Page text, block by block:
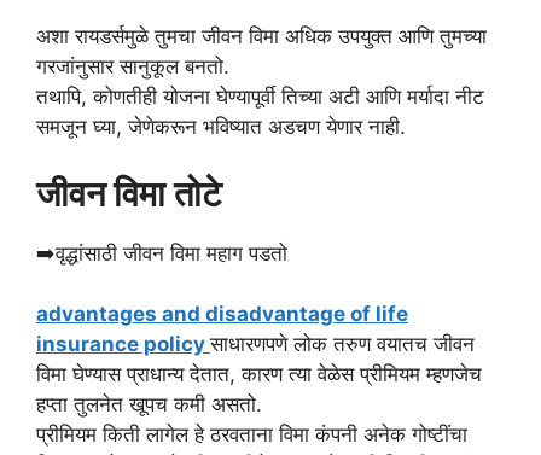
अशा रायडर्समुळे तुमचा जीवन विमा अधिक उपयुक्त आणि तुमच्या
गरजांनुसार सानुकूल बनतो.
तथापि, कोणतीही योजना घेण्यापूर्वी तिच्या अटी आणि मर्यादा नीट
समजून घ्या, जेणेकरून भविष्यात अडचण येणार नाही.
जीवन विमा तोटे
➡️वृद्धांसाठी जीवन विमा महाग पडतो
advantages and disadvantage of life
insurance policyसाधारणपणे लोक तरुण वयातच जीवन
विमा घेण्यास प्राधान्य देतात, कारण त्या वेळेस प्रीमियम म्हणजेच
हप्ता तुलनेत खूपच कमी असतो.
प्रीमियम किती लागेल हे ठरवताना विमा कंपनी अनेक गोष्टींचा